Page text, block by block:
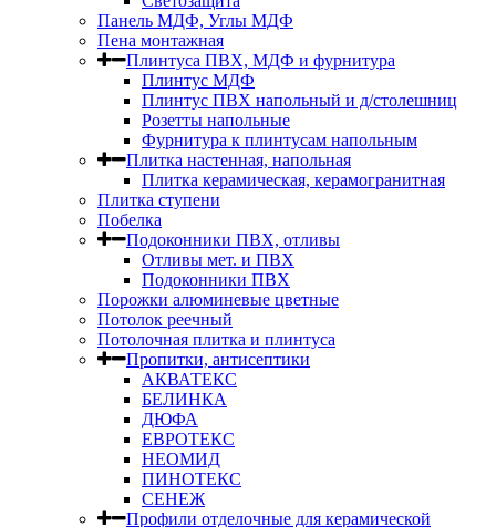
Панель МДФ, Углы МДФ
Пена монтажная
Плинтуса ПВХ, МДФ и фурнитура
Плинтус МДФ
Плинтус ПВХ напольный и д/столешниц
Розетты напольные
Фурнитура к плинтусам напольным
Плитка настенная, напольная
Плитка керамическая, керамогранитная
Плитка ступени
Побелка
Подоконники ПВХ, отливы
Отливы мет. и ПВХ
Подоконники ПВХ
Порожки алюминевые цветные
Потолок реечный
Потолочная плитка и плинтуса
Пропитки, антисептики
АКВАТЕКС
БЕЛИНКА
ДЮФА
ЕВРОТЕКС
НЕОМИД
ПИНОТЕКС
СЕНЕЖ
Профили отделочные для керамической